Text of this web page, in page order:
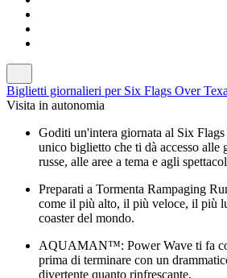
Biglietti giornalieri per Six Flags Over
Visita in autonomia
Goditi un'intera giornata al Six
unico biglietto che ti dà accesso alle
russe, alle aree a tema e agli
Preparati a Tormenta Rampaging
come il più alto, il più veloce, il più
coaster del mondo.
AQUAMAN™: Power Wave ti fa
prima di terminare con un
divertente quanto rinfrescante.